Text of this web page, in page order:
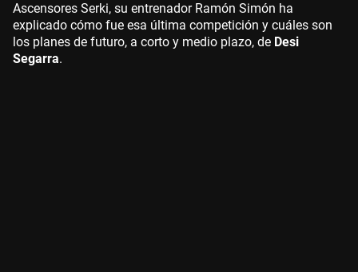
Ascensores Serki, su entrenador Ramón Simón ha
explicado cómo fue esa última competición y cuáles son
los planes de futuro, a corto y medio plazo, de Desi
Segarra.